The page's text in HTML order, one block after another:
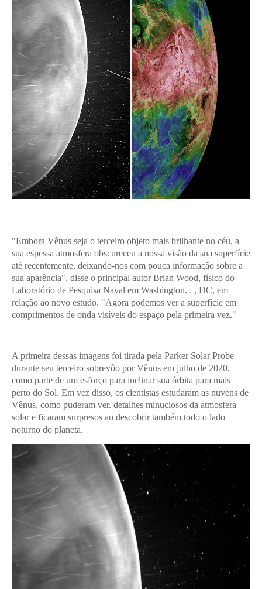
"Embora Vênus seja o terceiro objeto mais brilhante no céu, a
sua espessa atmosfera obscureceu a nossa visão da sua superfície
até recentemente, deixando-nos com pouca informação sobre a
sua aparência", disse o principal autor Brian Wood, físico do
Laboratório de Pesquisa Naval em Washington. . , DC, em
relação ao novo estudo. "Agora podemos ver a superfície em
comprimentos de onda visíveis do espaço pela primeira vez."
A primeira dessas imagens foi tirada pela Parker Solar Probe
durante seu terceiro sobrevôo por Vênus em julho de 2020,
como parte de um esforço para inclinar sua órbita para mais
perto do Sol. Em vez disso, os cientistas estudaram as nuvens de
Vênus, como puderam ver. detalhes minuciosos da atmosfera
solar e ficaram surpresos ao descobrir também todo o lado
noturno do planeta.